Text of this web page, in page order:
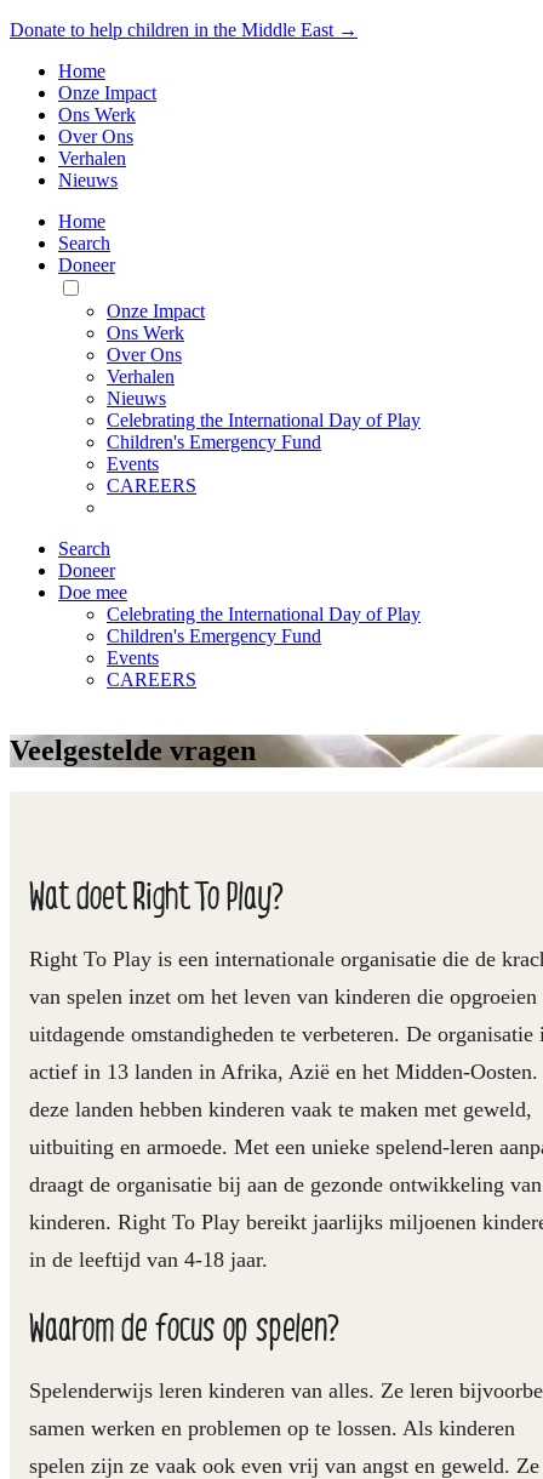
Donate to help children in the Middle East →
Home
Onze Impact
Ons Werk
Over Ons
Verhalen
Nieuws
Home
Search
Doneer
Toggle
Mobile
Menu
Onze Impact
Ons Werk
Over Ons
Verhalen
Nieuws
Celebrating the International Day of Play
Children's Emergency Fund
Events
CAREERS
Search
Doneer
Doe mee
Celebrating the International Day of Play
Children's Emergency Fund
Events
CAREERS
Veelgestelde vragen
Wat doet Right To Play?
Right To Play is een internationale organisatie die de
van spelen inzet om het leven van kinderen die
uitdagende omstandigheden te verbeteren. De organisatie
actief in 13 landen in Afrika, Azië en het Midden-
deze landen hebben kinderen vaak te maken met geweld,
uitbuiting en armoede. Met een unieke spelend-leren
draagt de organisatie bij aan de gezonde ontwikkeling van
kinderen. Right To Play bereikt jaarlijks miljoenen
in de leeftijd van 4-18 jaar.
Waarom de focus op spelen?
Spelenderwijs leren kinderen van alles. Ze leren
samen werken en problemen op te lossen. Als kinderen
spelen zijn ze vaak ook even vrij van angst en geweld. Ze